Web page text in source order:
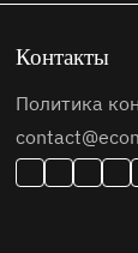
Контакты
Политика